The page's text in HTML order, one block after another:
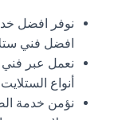
نوفر افضل
افضل فني
نعمل عبر فني
أنواع
نؤمن خدمة